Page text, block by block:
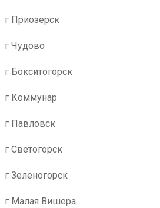
г Приозерск
г Чудово
г Бокситогорск
г Коммунар
г Павловск
г Светогорск
г Зеленогорск
г Малая Вишера